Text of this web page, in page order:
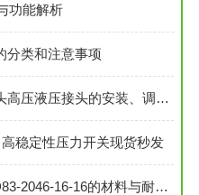
功能解析
分类和注意事项
899-220-201杜博林旋转接头高压液压接头的安装、调试与维护技巧
稳定性压力开关现货秒发
丹佛斯danfoss快速接头 FD83-2046-16-16的材料与耐用性分析